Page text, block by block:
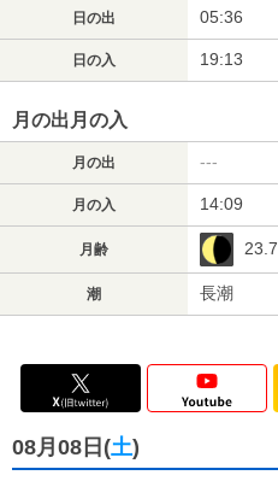
日の出 05:36
日の入 19:13
月の出月の入
月の出 ---
月の入 14:09
月齢 23.7
潮 長潮
08月08日(土)